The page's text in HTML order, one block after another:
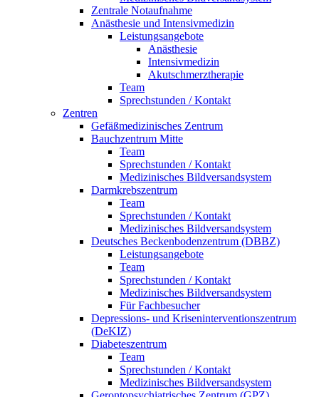
Zentrale Notaufnahme
Anästhesie und Intensivmedizin
Leistungsangebote
Anästhesie
Intensivmedizin
Akutschmerztherapie
Team
Sprechstunden / Kontakt
Zentren
Gefäßmedizinisches Zentrum
Bauchzentrum Mitte
Team
Sprechstunden / Kontakt
Medizinisches Bildversandsystem
Darmkrebszentrum
Team
Sprechstunden / Kontakt
Medizinisches Bildversandsystem
Deutsches Beckenbodenzentrum (DBBZ)
Leistungsangebote
Team
Sprechstunden / Kontakt
Medizinisches Bildversandsystem
Für Fachbesucher
Depressions- und Kriseninterventionszentrum
(DeKIZ)
Diabeteszentrum
Team
Sprechstunden / Kontakt
Medizinisches Bildversandsystem